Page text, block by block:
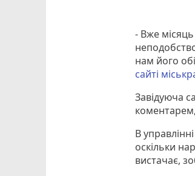
- Вже місяць
нам його
сайті
Завідуюча
В
оскільки
вистачає,